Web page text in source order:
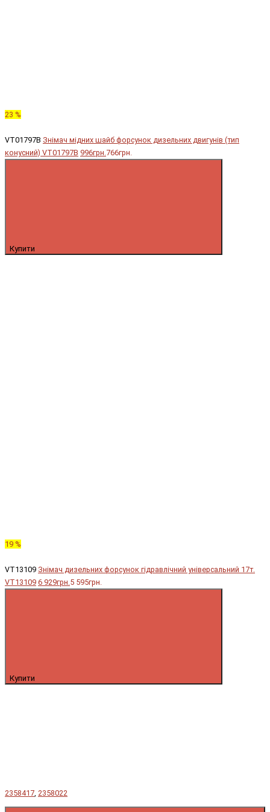
23 %
VT01797B Знімач мідних шайб форсунок дизельних двигунів (тип
конусний) VT01797B 996грн.766грн.
Купити
19 %
VT13109 Знімач дизельних форсунок гідравлічний універсальний 17т.
VT13109 6 929грн.5 595грн.
Купити
2358417 2358022